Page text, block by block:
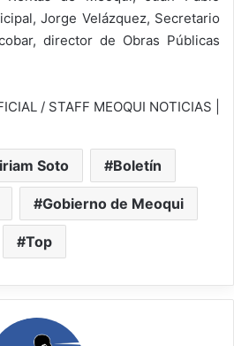
Jorge Velázquez, Secretario
director de Obras Públicas
/ STAFF MEOQUI NOTICIAS |
Soto Boletín
Gobierno de Meoqui
Top